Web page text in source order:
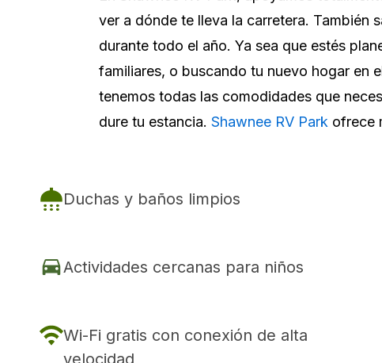
ver a dónde te lleva la carretera. También
durante todo el año. Ya sea que estés
familiares, o buscando tu nuevo hogar en
tenemos todas las comodidades que
dure tu estancia. Shawnee RV Park ofrece
Duchas y baños limpios
Actividades cercanas para niños
Wi-Fi gratis con conexión de alta